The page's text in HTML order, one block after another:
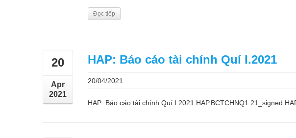
Đọc tiếp
20
Apr
2021
HAP: Báo cáo tài chính Quí I.2021
20/04/2021
HAP: Báo cáo tài chính Quí I.2021 HAP.BCTCHNQ1.21_signed